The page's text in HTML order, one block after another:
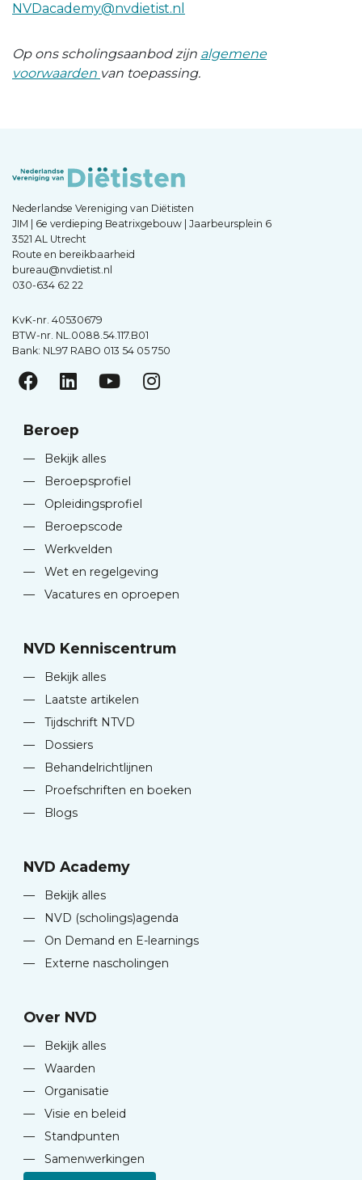
NVDacademy@nvdietist.nl
Op ons scholingsaanbod zijn algemene
voorwaarden van toepassing.
Nederlandse Vereniging van Diëtisten
JIM | 6e verdieping Beatrixgebouw | Jaarbeursplein 6
3521 AL Utrecht
Route en bereikbaarheid
bureau@nvdietist.nl
030-634 62 22
KvK-nr. 40530679
BTW-nr. NL.0088.54.117.B01
Bank: NL97 RABO 013 54 05 750
Beroep
—
Bekijk alles
—
Beroepsprofiel
—
Opleidingsprofiel
—
Beroepscode
—
Werkvelden
—
Wet en regelgeving
—
Vacatures en oproepen
NVD Kenniscentrum
—
Bekijk alles
—
Laatste artikelen
—
Tijdschrift NTVD
—
Dossiers
—
Behandelrichtlijnen
—
Proefschriften en boeken
—
Blogs
NVD Academy
—
Bekijk alles
—
NVD (scholings)agenda
—
On Demand en E-learnings
—
Externe nascholingen
Over NVD
—
Bekijk alles
—
Waarden
—
Organisatie
—
Visie en beleid
—
Standpunten
—
Samenwerkingen